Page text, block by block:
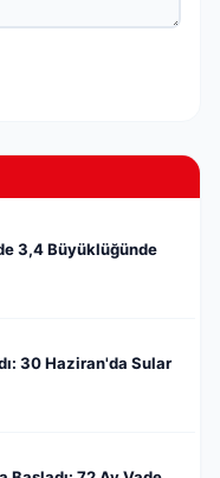
3,4 Büyüklüğünde
30 Haziran'da Sular